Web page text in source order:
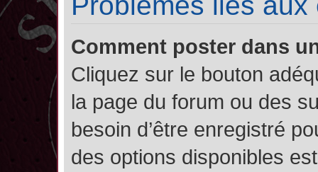
Comment poster dans
Cliquez sur le bouton
la page du forum ou des
besoin d’être enregistré
des options disponibles